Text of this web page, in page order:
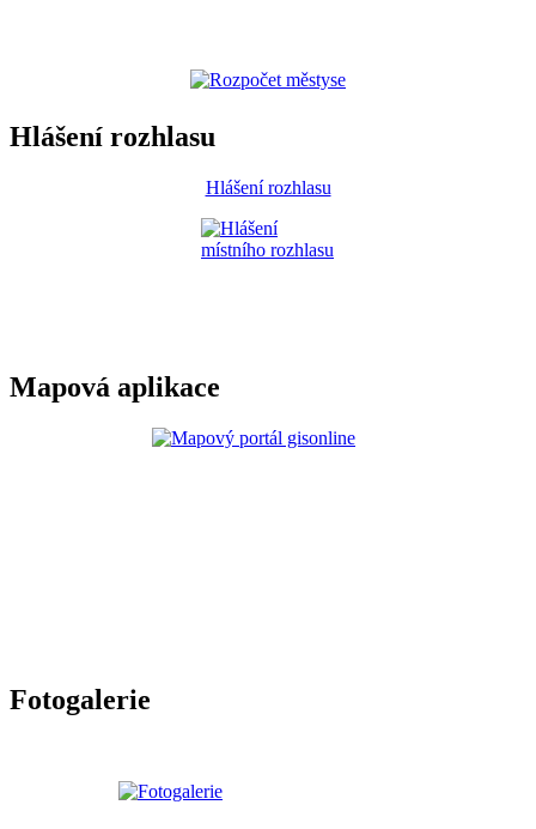
Hlášení rozhlasu
Hlášení rozhlasu
Mapová aplikace
Fotogalerie